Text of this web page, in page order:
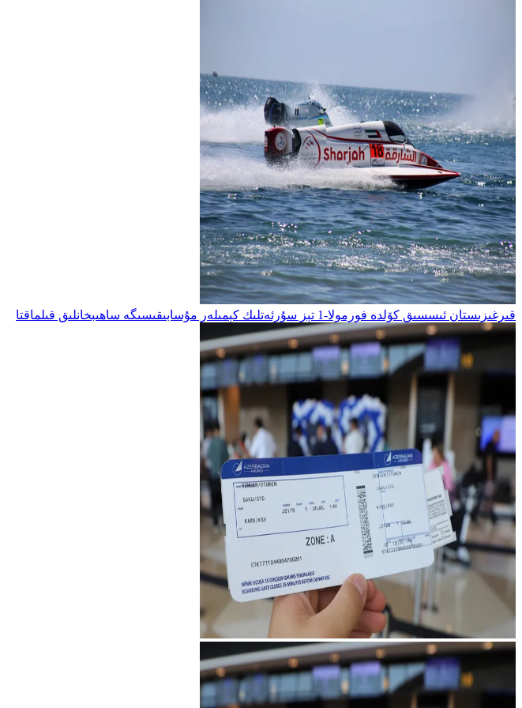
قىرغىزىستان ئىسسىق كۆلدە فورمولا-1 تېز سۇرئەتلىك كېمىلەر مۇسابىقىسىگە ساھىبخانلىق قىلماقتا